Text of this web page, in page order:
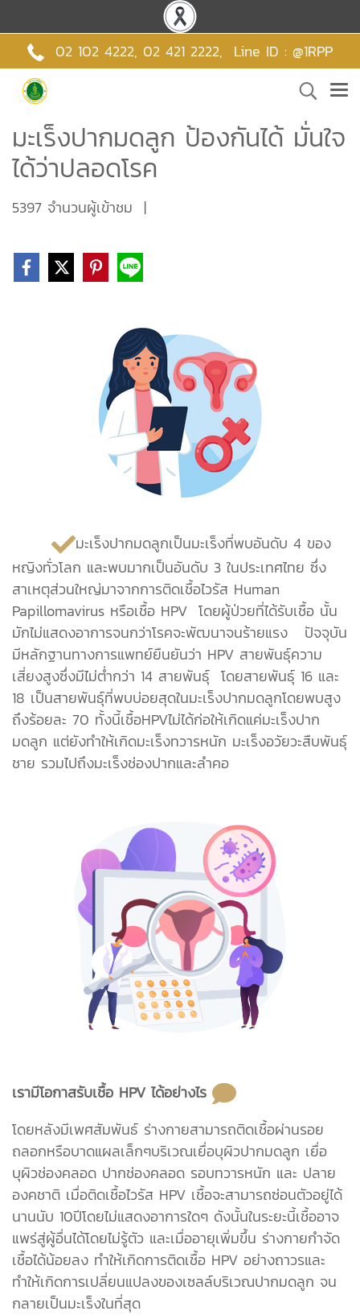
02 102 4222, 02 421 2222, Line ID : @1RPP
มะเร็งปากมดลูก ป้องกันได้ มั่นใจ
ได้ว่าปลอดโรค
5397 จำนวนผู้เข้าชม |
มะเร็งปากมดลูกเป็นมะเร็งที่พบอันดับ 4 ของ
หญิงทั่วโลก และพบมากเป็นอันดับ 3 ในประเทศไทย ซึ่ง
สาเหตุส่วนใหญ่มาจากการติดเชื้อไวรัส Human
Papillomavirus หรือเชื้อ HPV โดยผู้ป่วยที่ได้รับเชื้อ นั้น
มักไม่แสดงอาการจนกว่าโรคจะพัฒนาจนร้ายแรง ปัจจุบัน
มีหลักฐานทางการแพทย์ยืนยันว่า HPV สายพันธุ์ความ
เสี่ยงสูงซึ่งมีไม่ต่ำกว่า 14 สายพันธุ์ โดยสายพันธุ์ 16 และ
18 เป็นสายพันธุ์ที่พบบ่อยสุดในมะเร็งปากมดลูกโดยพบสูง
ถึงร้อยละ 70 ทั้งนี้เชื้อHPVไม่ได้ก่อให้เกิดแค่มะเร็งปาก
มดลูก แต่ยังทำให้เกิดมะเร็งทวารหนัก มะเร็งอวัยวะสืบพันธุ์
ชาย รวมไปถึงมะเร็งช่องปากและลำคอ
เรามีโอกาสรับเชื้อ HPV ได้อย่างไร
โดยหลังมีเพศสัมพันธ์ ร่างกายสามารถติดเชื้อผ่านรอย
ถลอกหรือบาดแผลเล็กๆบริเวณเยื่อบุผิวปากมดลูก เยื่อ
บุผิวช่องคลอด ปากช่องคลอด รอบทวารหนัก และ ปลาย
องคชาติ เมื่อติดเชื้อไวรัส HPV เชื้อจะสามารถซ่อนตัวอยู่ได้
นานนับ 10ปีโดยไม่แสดงอาการใดๆ ดังนั้นในระยะนี้เชื้ออาจ
แพร่สู่ผู้อื่นได้โดยไม่รู้ตัว และเมื่ออายุเพิ่มขึ้น ร่างกายกำจัด
เชื้อได้น้อยลง ทำให้เกิดการติดเชื้อ HPV อย่างถาวรและ
ทำให้เกิดการเปลี่ยนแปลงของเซลล์บริเวณปากมดลูก จน
กลายเป็นมะเร็งในที่สุด